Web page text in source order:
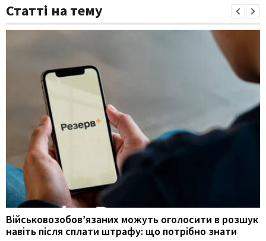
Статті на тему
Військовозобов’язаних можуть оголосити в розшук
навіть після сплати штрафу: що потрібно знати